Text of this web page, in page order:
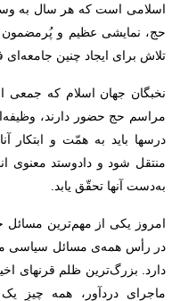
اسلامی است که هر سال به
حج، نمایشی عظیم و پُرمضمون
تلاش برای ایجاد چنین جامعه‌ای
نخبگان جهان اسلام که جمعی
مراسم حج حضور دارند،
درسها باید به همّت و ابتکار
منتقل شود و دادوستد معنوی
به‌دست آنها تحقّق یابد
امروز یکی از مهم‌ترین
در رأس همه‌ی مسائل سیاسی
دارد. بزرگ‌ترین ظلم قرنهای
ماجرای دردآور، همه چیزِ